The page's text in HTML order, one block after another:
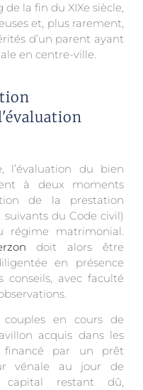
la fin du XIXe siècle,
et, plus rarement,
d’un parent ayant
en centre-ville.
l’évaluation du bien
à deux moments
de la prestation
du Code civil)
matrimonial.
doit alors être
en présence
avec faculté
en cours de
acquis dans les
financé par un prêt
vénale au jour de
capital restant dû,